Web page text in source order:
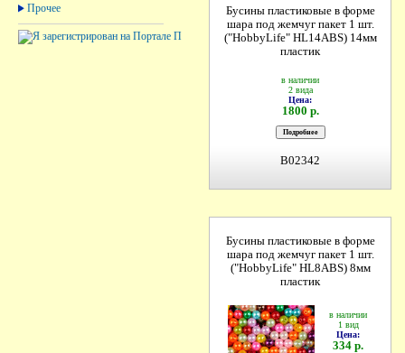
Прочее
Бусины пластиковые в форме
шара под жемчуг пакет 1 шт.
("HobbyLife" HL14ABS) 14мм
пластик
в наличии
2 вида
Цена:
1800 р.
B02342
Бусины пластиковые в форме
шара под жемчуг пакет 1 шт.
("HobbyLife" HL8ABS) 8мм
пластик
в наличии
1 вид
Цена:
334 р.